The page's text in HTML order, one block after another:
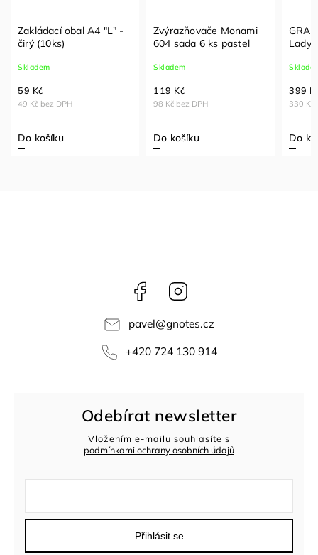
Zakládací obal A4 "L" -
čirý (10ks)
Skladem
49 Kč bez DPH
59 Kč
Do košíku
Zvýrazňovače Monami
604 sada 6 ks pastel
Skladem
98 Kč bez DPH
119 Kč
Do košíku
Lady
330 Kč
399
Do
Facebook
pavel@gnotes.cz
+420 724 130 914
Odebírat newsletter
Vložením e-mailu souhlasíte s
podmínkami ochrany osobních údajů
Přihlásit se